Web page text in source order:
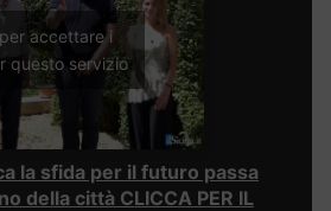
accettare i
questo servizio
la sfida per il futuro passa
della città CLICCA PER IL